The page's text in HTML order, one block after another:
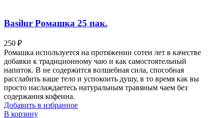
Basilur Ромашка 25 пак.
250 ₽
Ромашка используется на протяжении сотен лет в качестве
добавки к традиционному чаю и как самостоятельный
напиток. В не содержится волшебная сила, способная
расслабить ваше тело и успокоить душу, в то время как вы
просто наслаждаетесь натуральным травяным чаем без
содержания кофеина.
Добавить в избранное
В корзину